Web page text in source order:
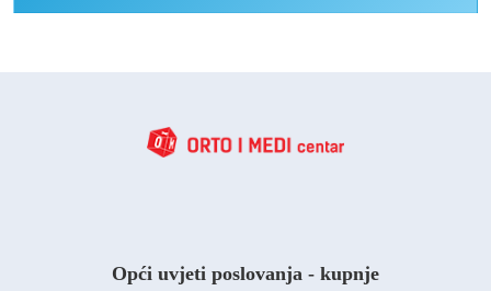
Opći uvjeti poslovanja - kupnje